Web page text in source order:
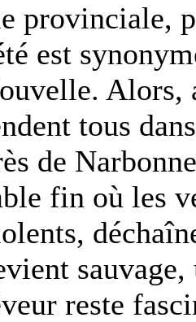
provinciale,
est
Alors,
tous
de
fin où les
reste